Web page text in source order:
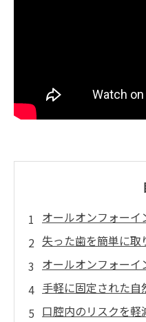
オールオンフォーイ
失った歯を簡単に取
オールオンフォーイ
手軽に固定された
口腔内のリスクを